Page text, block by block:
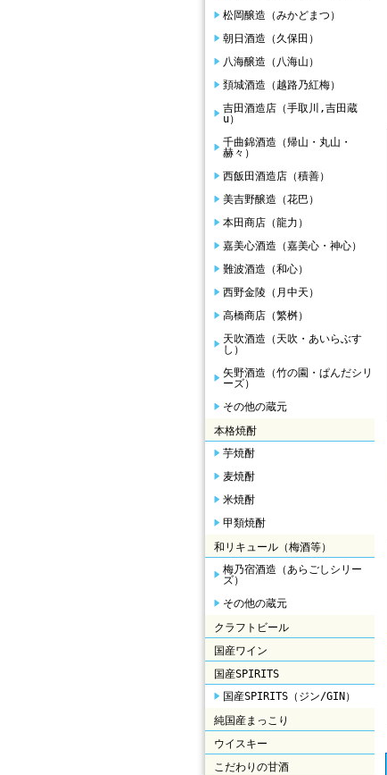
松岡醸造（みかどまつ）
朝日酒造（久保田）
八海醸造（八海山）
頚城酒造（越路乃紅梅）
吉田酒造店（手取川,吉田蔵
u）
千曲錦酒造（帰山・丸山・
赫々）
西飯田酒造店（積善）
美吉野醸造（花巴）
本田商店（龍力）
嘉美心酒造（嘉美心・神心）
難波酒造（和心）
西野金陵（月中天）
高橋商店（繁桝）
天吹酒造（天吹・あいらぶす
し）
矢野酒造（竹の園・ぱんだシリ
ーズ）
その他の蔵元
本格焼酎
芋焼酎
麦焼酎
米焼酎
甲類焼酎
和リキュール（梅酒等）
梅乃宿酒造（あらごしシリー
ズ）
その他の蔵元
クラフトビール
国産ワイン
国産SPIRITS
国産SPIRITS（ジン/GIN）
純国産まっこり
ウイスキー
こだわりの甘酒